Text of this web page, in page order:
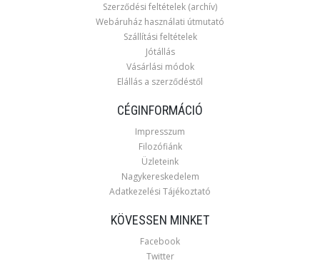
Szerződési feltételek (archív)
Webáruház használati útmutató
Szállítási feltételek
Jótállás
Vásárlási módok
Elállás a szerződéstől
CÉGINFORMÁCIÓ
Impresszum
Filozófiánk
Üzleteink
Nagykereskedelem
Adatkezelési Tájékoztató
KÖVESSEN MINKET
Facebook
Twitter